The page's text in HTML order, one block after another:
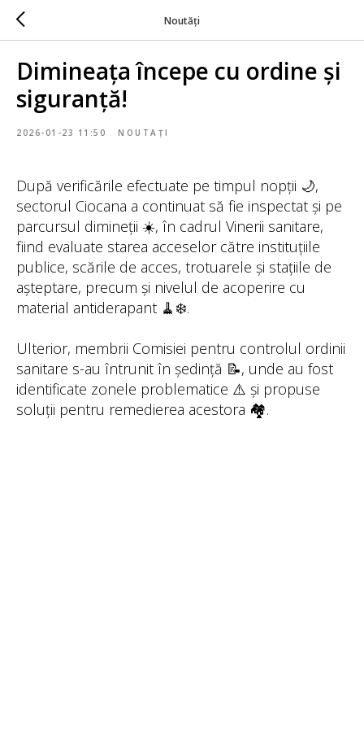
Noutăți
Dimineața începe cu ordine și
siguranță!
2026-01-23 11:50 NOUTAȚI
După verificările efectuate pe timpul nopții 🌙,
sectorul Ciocana a continuat să fie inspectat și pe
parcursul dimineții ☀️, în cadrul Vinerii sanitare,
fiind evaluate starea acceselor către instituțiile
publice, scările de acces, trotuarele și stațiile de
așteptare, precum și nivelul de acoperire cu
material antiderapant 🧹❄️.
Ulterior, membrii Comisiei pentru controlul ordinii
sanitare s-au întrunit în ședință 📝, unde au fost
identificate zonele problematice ⚠️ și propuse
soluții pentru remedierea acestora 🏘️.